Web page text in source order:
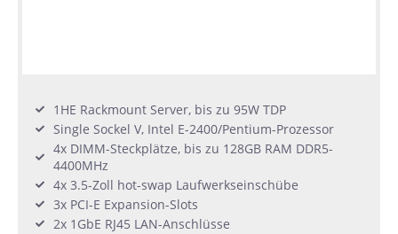
1HE Rackmount Server, bis zu 95W TDP
Single Sockel V, Intel E-2400/Pentium-Prozessor
4x DIMM-Steckplätze, bis zu 128GB RAM DDR5-
4400MHz
4x 3.5-Zoll hot-swap Laufwerkseinschübe
3x PCI-E Expansion-Slots
2x 1GbE RJ45 LAN-Anschlüsse